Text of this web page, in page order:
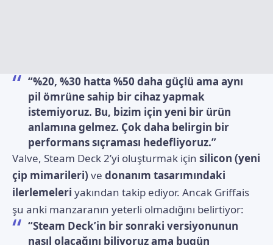
“%20, %30 hatta %50 daha güçlü ama aynı
pil ömrüne sahip bir cihaz yapmak
istemiyoruz. Bu, bizim için yeni bir ürün
anlamına gelmez. Çok daha belirgin bir
performans sıçraması hedefliyoruz.”
Valve, Steam Deck 2’yi oluşturmak için silicon (yeni
çip mimarileri) ve donanım tasarımındaki
ilerlemeleri yakından takip ediyor. Ancak Griffais
şu anki manzaranın yeterli olmadığını belirtiyor:
“Steam Deck’in bir sonraki versiyonunun
nasıl olacağını biliyoruz ama bugün